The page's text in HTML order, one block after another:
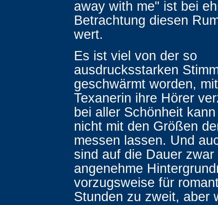
away with me" ist bei
Betrachtung diesen
wert.
Es ist viel von der so
ausdrucksstarken
geschwärmt worden,
Texanerin ihre Hörer
bei aller Schönheit
nicht mit den Größen
messen lassen. Und
sind auf die Dauer zwar
angenehme
vorzugsweise für
Stunden zu zweit, aber